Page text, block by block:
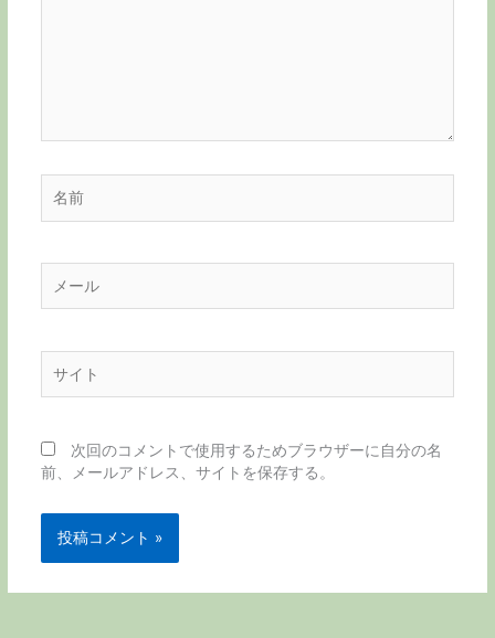
前
ー
次回のコメントで使用するためブラウザーに自分の名
前、メールアドレス、サイトを保存する。